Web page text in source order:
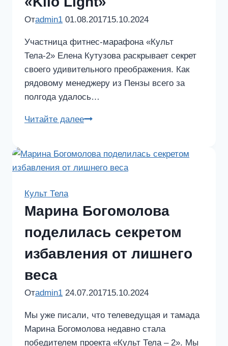
«Согнать
за
секунд»
Отadmin1 01.08.201715.10.2024
Участница фитнес-марафона «Культ
Тела-2» Елена Кутузова раскрывает секрет
своего удивительного преображения. Как
рядовому менеджеру из Пензы всего за
полгода удалось…
Читайте далееЕлена
инновационное
средство
«Kilo
Light»
Культ Тела
Марина Богомолова
поделилась секретом
избавления от лишнего
веса
Отadmin1 24.07.201715.10.2024
Мы уже писали, что телеведущая и тамада
Марина Богомолова недавно стала
победителем проекта «Культ Тела – 2». Мы